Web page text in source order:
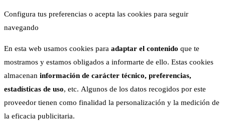
Configura tus preferencias o acepta las cookies para seguir
navegando
En esta web usamos cookies para adaptar el contenido que te
mostramos y estamos obligados a informarte de ello. Estas cookies
almacenan información de carácter técnico, preferencias,
estadísticas de uso, etc. Algunos de los datos recogidos por este
proveedor tienen como finalidad la personalización y la medición de
la eficacia publicitaria.